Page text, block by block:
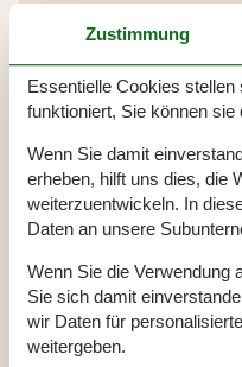
Satelliten-/Kabel TV
Kaminofen Ja
Waschmaschine Ja
Geschirrspüler Ja
Nichtraucher
Ja
Klimafreundlich
Gesamte
Bitte beachten
Keine Jugendgruppen auf
Rauchen ist verboten
Zustimmung
Essentielle Cookies
funktioniert, Sie können
Wenn Sie damit
erheben, hilft uns dies, die
weiterzuentwickeln. In
Daten an unsere
Wenn Sie die Verwendung
Sie sich damit
wir Daten für
weitergeben.